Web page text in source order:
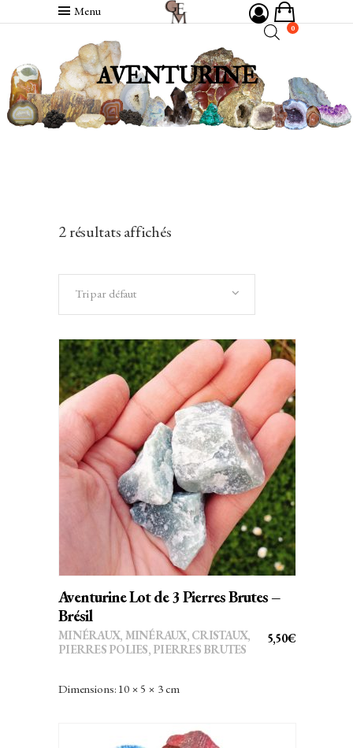
Menu
0
AVENTURINE
2 résultats affichés
Tri par défaut
AJOUTER AU PANIER
Aventurine Lot de 3 Pierres Brutes –
Brésil
5,50€
MINÉRAUX, MINÉRAUX, CRISTAUX,
PIERRES POLIES, PIERRES BRUTES
Dimensions: 10 × 5 × 3 cm